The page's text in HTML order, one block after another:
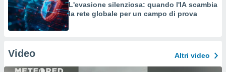
L'evasione silenziosa: quando l'IA scambia
la rete globale per un campo di prova
Video Altri video